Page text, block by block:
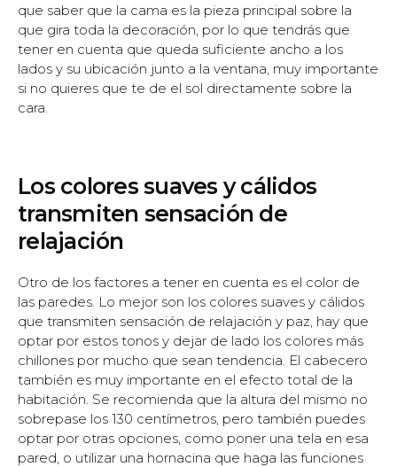
que saber que la cama es la pieza principal sobre la
que gira toda la decoración, por lo que tendrás que
tener en cuenta que queda suficiente ancho a los
lados y su ubicación junto a la ventana, muy importante
si no quieres que te de el sol directamente sobre la
cara.
Los colores suaves y cálidos
transmiten sensación de
relajación
Otro de los factores a tener en cuenta es el color de
las paredes. Lo mejor son los colores suaves y cálidos
que transmiten sensación de relajación y paz, hay que
optar por estos tonos y dejar de lado los colores más
chillones por mucho que sean tendencia. El cabecero
también es muy importante en el efecto total de la
habitación. Se recomienda que la altura del mismo no
sobrepase los 130 centímetros, pero también puedes
optar por otras opciones, como poner una tela en esa
pared, o utilizar una hornacina que haga las funciones